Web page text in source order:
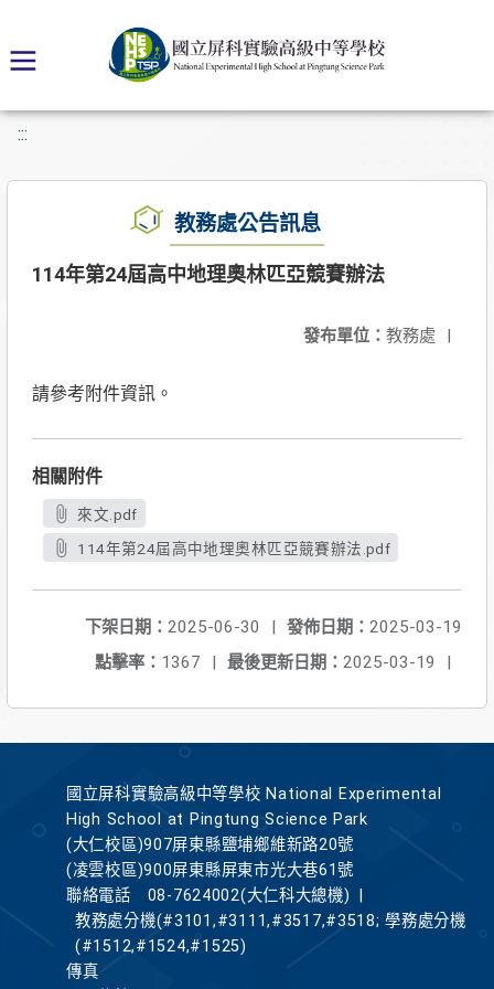
:::
教務處公告訊息
114年第24屆高中地理奧林匹亞競賽辦法
發布單位： 教務處 |
請參考附件資訊。
相關附件
來文.pdf
114年第24屆高中地理奧林匹亞競賽辦法.pdf
發佈日期： 2025-03-19
下架日期： 2025-06-30
|
最後更新日期： 2025-03-19 |
點擊率： 1367 |
國立屏科實驗高級中等學校 National Experimental
High School at Pingtung Science Park
(大仁校區)907屏東縣鹽埔鄉維新路20號
(凌雲校區)900屏東縣屏東市光大巷61號
聯絡電話
08-7624002(大仁科大總機)
教務處分機(#3101,#3111,#3517,#3518; 學務處分機
(#1512,#1524,#1525)
傳真